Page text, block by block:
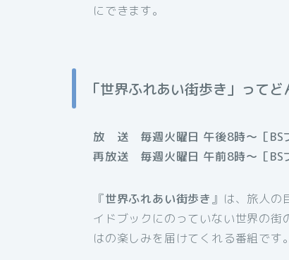
にできます。
「世界ふれあい街歩き」ってど
放 送 毎週火曜日 午後8時～［BS
再放送 毎週火曜日 午前8時～［BS
『世界ふれあい街歩き』は、旅人の
イドブックにのっていない世界の
はの楽しみを届けてくれる番組です。